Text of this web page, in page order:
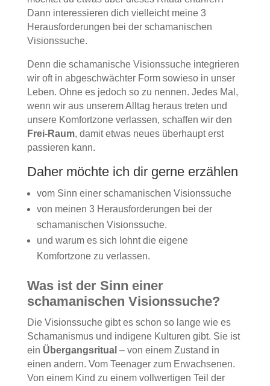
Dann interessieren dich vielleicht meine 3
Herausforderungen bei der schamanischen
Visionssuche.
Denn die schamanische Visionssuche integrieren
wir oft in abgeschwächter Form sowieso in unser
Leben. Ohne es jedoch so zu nennen. Jedes Mal,
wenn wir aus unserem Alltag heraus treten und
unsere Komfortzone verlassen, schaffen wir den
Frei-Raum, damit etwas neues überhaupt erst
passieren kann.
Daher möchte ich dir gerne erzählen
vom Sinn einer schamanischen Visionssuche
von meinen 3 Herausforderungen bei der
schamanischen Visionssuche.
und warum es sich lohnt die eigene
Komfortzone zu verlassen.
Was ist der Sinn einer
schamanischen Visionssuche?
Die Visionssuche gibt es schon so lange wie es
Schamanismus und indigene Kulturen gibt. Sie ist
ein Übergangsritual – von einem Zustand in
einen andern. Vom Teenager zum Erwachsenen.
Von einem Kind zu einem vollwertigen Teil der